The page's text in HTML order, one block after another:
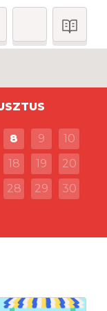
8 9
10
18 19
20
28 29
30